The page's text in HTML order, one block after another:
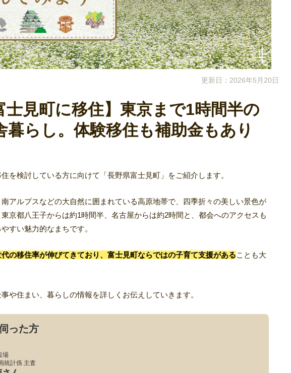
更新日：2026年5月20日
士見町に移住】東京まで1時間半の
暮らし。体験移住も補助金もあり
を検討している方に向けて「長野県富士見町」をご紹介します。
アルプスなどの大自然に囲まれている高原地帯で、四季折々の美しい景色が
京都八王子からは約1時間半、名古屋からは約2時間と、都会へのアクセスも
すい魅力的なまちです。
の移住率が伸びてきており、富士見町ならではの子育て支援があることも大
や住まい、暮らしの情報を詳しくお伝えしていきます。
った方
場
統計係 主査